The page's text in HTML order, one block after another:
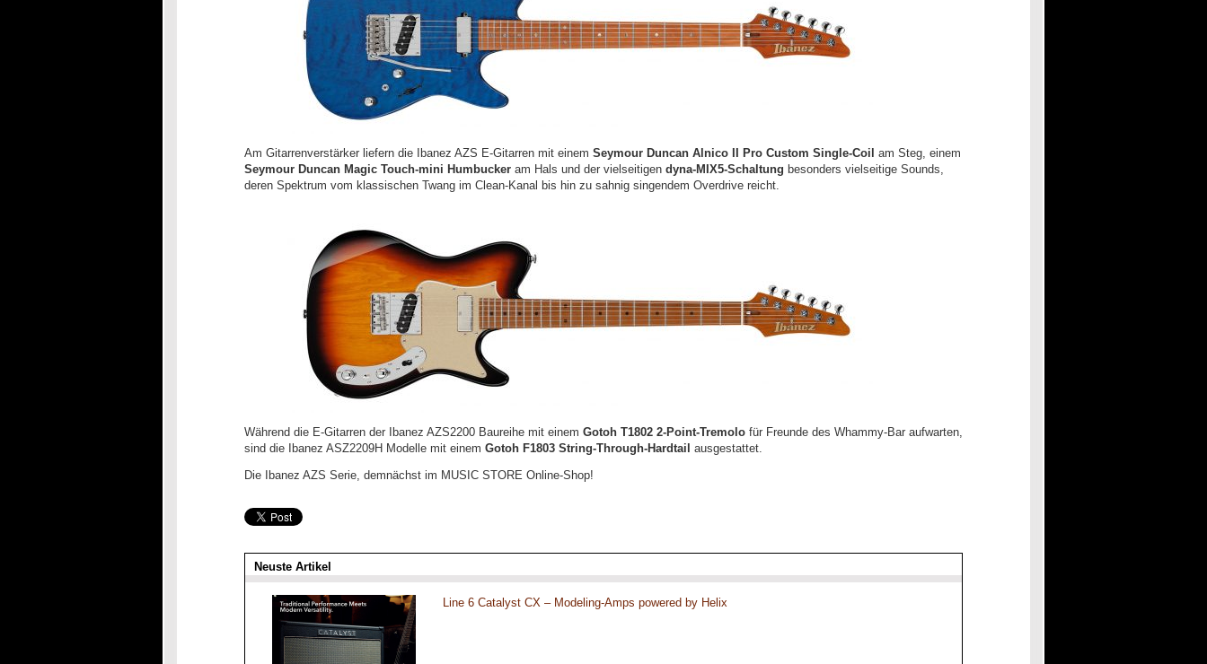
Am Gitarrenverstärker liefern die Ibanez AZS E-Gitarren mit einem Seymour Duncan Alnico II Pro Custom Single-Coil am Steg, einem
Seymour Duncan Magic Touch-mini Humbucker am Hals und der vielseitigen dyna-MIX5-Schaltung besonders vielseitige Sounds,
deren Spektrum vom klassischen Twang im Clean-Kanal bis hin zu sahnig singendem Overdrive reicht.
Während die E-Gitarren der Ibanez AZS2200 Baureihe mit einem Gotoh T1802 2-Point-Tremolo für Freunde des Whammy-Bar aufwarten,
sind die Ibanez ASZ2209H Modelle mit einem Gotoh F1803 String-Through-Hardtail ausgestattet.
Die Ibanez AZS Serie, demnächst im MUSIC STORE Online-Shop!
Neuste Artikel
Line 6 Catalyst CX – Modeling-Amps powered by Helix